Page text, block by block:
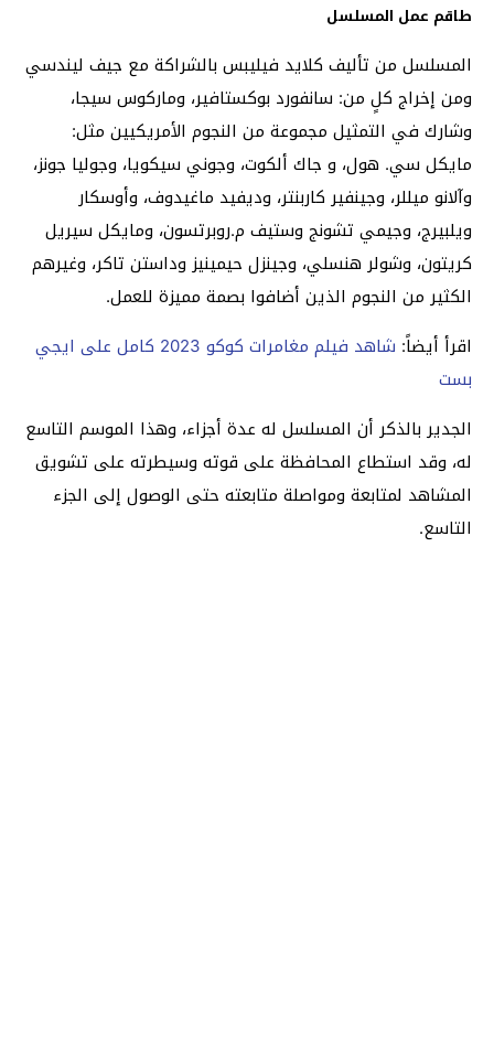
طاقم عمل المسلسل
المسلسل من تأليف كلايد فيليبس بالشراكة مع جيف ليندسي
ومن إخراج كلٍ من: سانفورد بوكستافير، وماركوس سيجا،
وشارك في التمثيل مجموعة من النجوم الأمريكيين مثل:
مايكل سي. هول، و جاك ألكوت، وجوني سيكويا، وجوليا جونز،
وآلانو ميللر، وجينفير كاربنتر، وديفيد ماغيدوف، وأوسكار
ويلبيرج، وجيمي تشونج وستيف م.روبرتسون، ومايكل سيريل
كريتون، وشولر هنسلي، وجينزل حيمينيز وداستن تاكر، وغيرهم
الكثير من النجوم الذين أضافوا بصمة مميزة للعمل.
اقرأ أيضاً:
شاهد فيلم مغامرات كوكو 2023 كامل على ايجي
بست
الجدير بالذكر أن المسلسل له عدة أجزاء، وهذا الموسم التاسع
له، وقد استطاع المحافظة على قوته وسيطرته على تشويق
المشاهد لمتابعة ومواصلة متابعته حتى الوصول إلى الجزء
التاسع.